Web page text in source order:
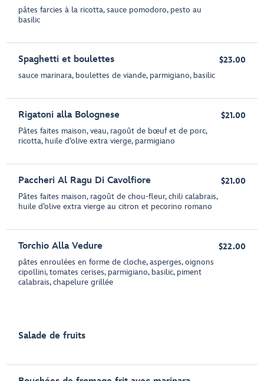
pâtes farcies à la ricotta, sauce pomodoro, pesto au
basilic
Spaghetti et boulettes
sauce marinara, boulettes de viande, parmigiano, basilic
$23.00
Rigatoni alla Bolognese
Pâtes faites maison, veau, ragoût de bœuf et de porc,
ricotta, huile d’olive extra vierge, parmigiano
$21.00
Paccheri Al Ragu Di Cavolfiore
Pâtes faites maison, ragoût de chou-fleur, chili calabrais,
huile d’olive extra vierge au citron et pecorino romano
$21.00
Torchio Alla Vedure
pâtes enroulées en forme de cloche, asperges, oignons
cipollini, tomates cerises, parmigiano, basilic, piment
calabrais, chapelure grillée
$22.00
Salade de fruits